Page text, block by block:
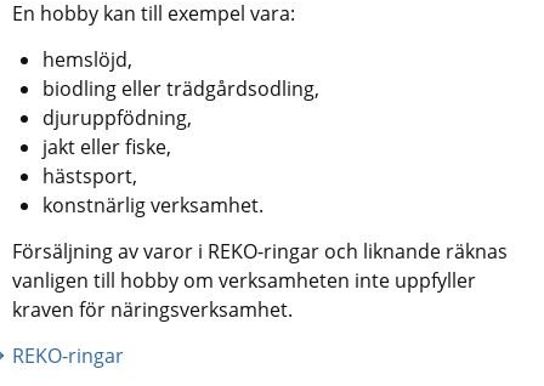
En hobby kan till exempel vara:
hemslöjd,
biodling eller trädgårdsodling,
djuruppfödning,
jakt eller fiske,
hästsport,
konstnärlig verksamhet.
Försäljning av varor i REKO-ringar och liknande räknas
vanligen till hobby om verksamheten inte uppfyller
kraven för näringsverksamhet.
REKO-ringar